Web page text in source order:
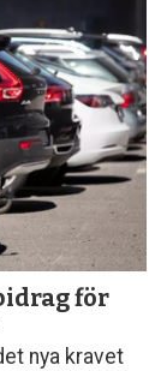
för
nya kravet